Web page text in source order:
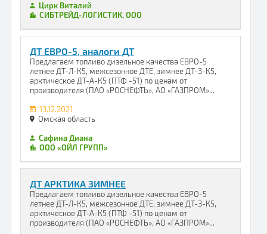
Цирк Виталий
СИБТРЕЙД-ЛОГИСТИК, ООО
ДТ ЕВРО-5, аналоги ДТ
Предлагаем топливо дизельное качества ЕВРО-5
летнее ДТ-Л-К5, межсезонное ДТЕ, зимнее ДТ-З-К5,
арктическое ДТ-А-К5 (ПТФ -51) по ценам от
производителя (ПАО «РОСНЕФТЬ», АО «ГАЗПРОМ»...
13.12.2021
Омская область
Сафина Диана
ООО «ОЙЛ ГРУПП»
ДТ АРКТИКА ЗИМНЕЕ
Предлагаем топливо дизельное качества ЕВРО-5
летнее ДТ-Л-К5, межсезонное ДТЕ, зимнее ДТ-З-К5,
арктическое ДТ-А-К5 (ПТФ -51) по ценам от
производителя (ПАО «РОСНЕФТЬ», АО «ГАЗПРОМ»...